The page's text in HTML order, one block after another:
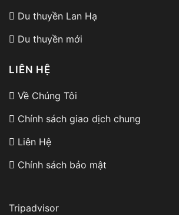
Du thuyền Lan Hạ
Du thuyền mới
LIÊN HỆ
Về Chúng Tôi
Chính sách giao dịch chung
Liên Hệ
Chính sách bảo mật
Tripadvisor